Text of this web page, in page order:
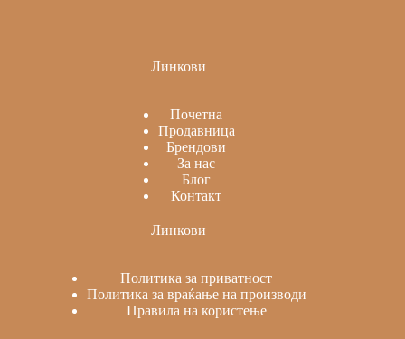
Линкови
Почетна
Продавница
Брендови
За нас
Блог
Контакт
Линкови
Политика за приватност
Политика за враќање на производи
Правила на користење